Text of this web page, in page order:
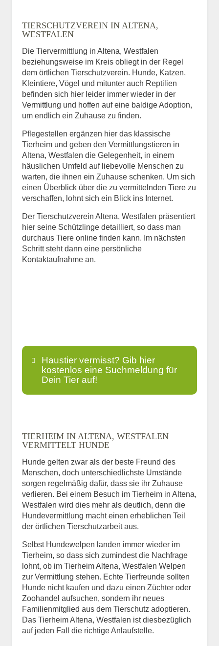
TIERSCHUTZVEREIN IN ALTENA,
WESTFALEN
Die Tiervermittlung in Altena, Westfalen
beziehungsweise im Kreis obliegt in der Regel
dem örtlichen Tierschutzverein. Hunde, Katzen,
Kleintiere, Vögel und mitunter auch Reptilien
befinden sich hier leider immer wieder in der
Vermittlung und hoffen auf eine baldige Adoption,
um endlich ein Zuhause zu finden.
Pflegestellen ergänzen hier das klassische
Tierheim und geben den Vermittlungstieren in
Altena, Westfalen die Gelegenheit, in einem
häuslichen Umfeld auf liebevolle Menschen zu
warten, die ihnen ein Zuhause schenken. Um sich
einen Überblick über die zu vermittelnden Tiere zu
verschaffen, lohnt sich ein Blick ins Internet.
Der Tierschutzverein Altena, Westfalen präsentiert
hier seine Schützlinge detailliert, so dass man
durchaus Tiere online finden kann. Im nächsten
Schritt steht dann eine persönliche
Kontaktaufnahme an.
Haustier vermisst? Gib hier
kostenlos eine Suchmeldung für
Dein Tier auf!
E-Mail*
Informationen über das
Tier.
Art des Tiers*
TIERHEIM IN ALTENA, WESTFALEN
VERMITTELT HUNDE
Hunde gelten zwar als der beste Freund des
Menschen, doch unterschiedlichste Umstände
sorgen regelmäßig dafür, dass sie ihr Zuhause
verlieren. Bei einem Besuch im Tierheim in Altena,
Westfalen wird dies mehr als deutlich, denn die
Hundevermittlung macht einen erheblichen Teil
der örtlichen Tierschutzarbeit aus.
Selbst Hundewelpen landen immer wieder im
Tierheim, so dass sich zumindest die Nachfrage
lohnt, ob im Tierheim Altena, Westfalen Welpen
zur Vermittlung stehen. Echte Tierfreunde sollten
Hunde nicht kaufen und dazu einen Züchter oder
Zoohandel aufsuchen, sondern ihr neues
Familienmitglied aus dem Tierschutz adoptieren.
Das Tierheim Altena, Westfalen ist diesbezüglich
auf jeden Fall die richtige Anlaufstelle.